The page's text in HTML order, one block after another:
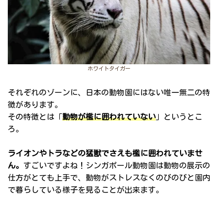
ホワイトタイガー
それぞれのゾーンに、日本の動物園にはない唯一無二の特
徴があります。
その特徴とは「動物が檻に囲われていない 」というとこ
ろ。
ライオンやトラなどの猛獣でさえも檻に囲われていませ
ん。 すごいですよね！シンガポール動物園は動物の展示の
仕方がとても上手で、動物がストレスなくのびのびと園内
で暮らしている様子を見ることが出来ます。